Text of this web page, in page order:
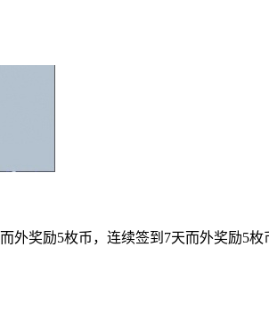
奖励5枚币，连续签到7天而外奖励5